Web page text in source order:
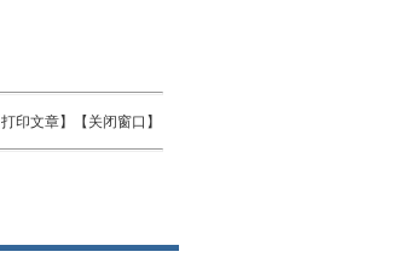
打印文章】【 关闭窗口 】